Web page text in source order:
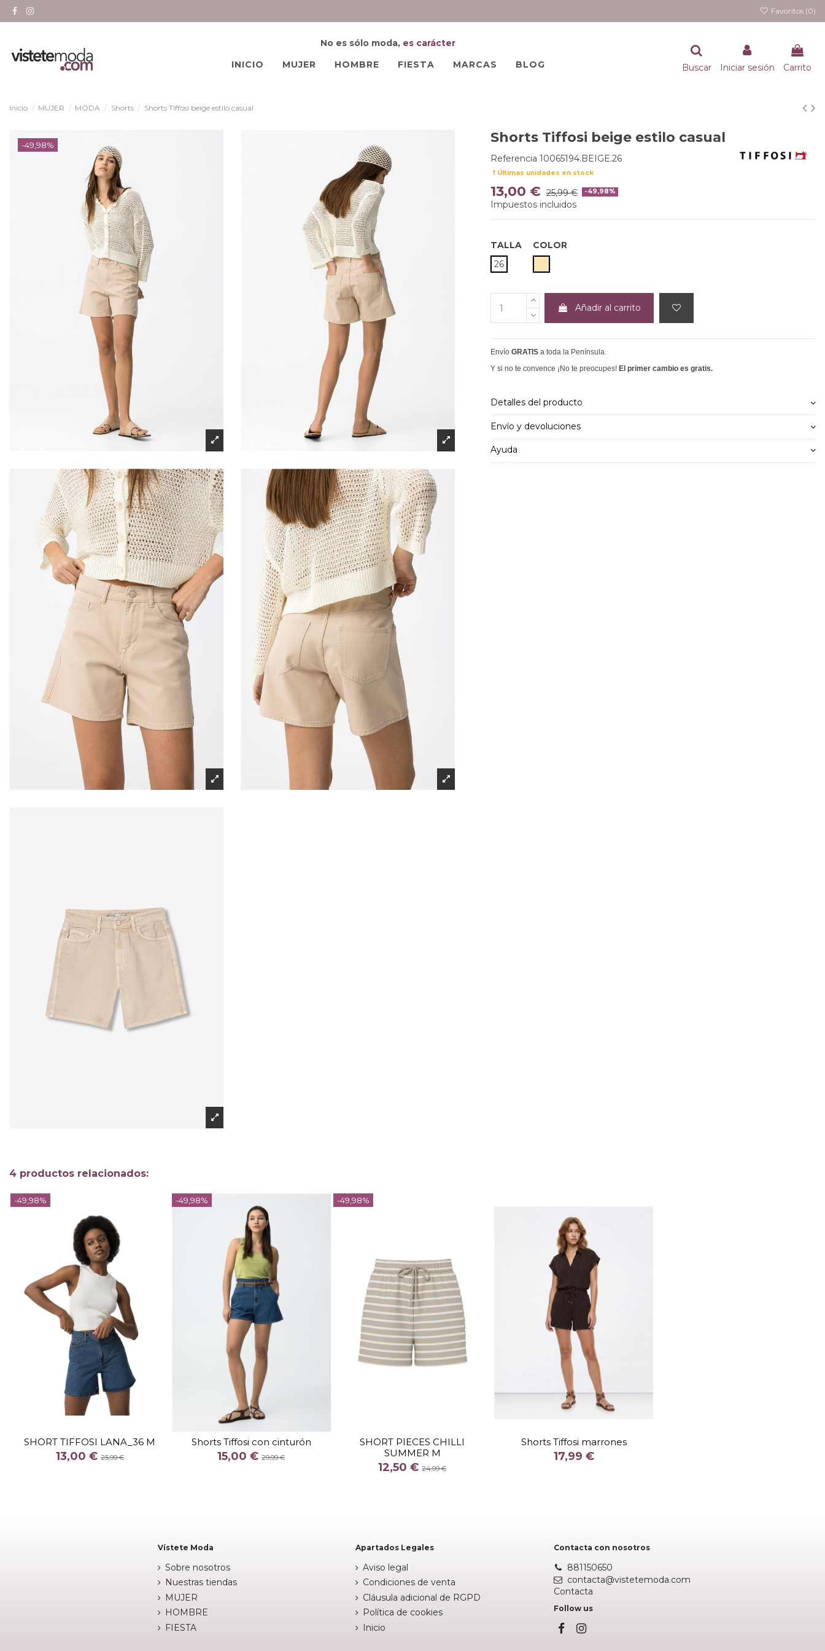
Favoritos (0)
No es sólo moda, es carácter
INICIO
MUJER HOMBRE FIESTA MARCAS BLOG Buscar Iniciar sesión Carrito
Inicio MUJER MODA Shorts Shorts Tiffosi beige estilo casual
-49,98% Shorts Tiffosi beige estilo casual
Referencia 10065194.BEIGE.26
Últimas unidades en stock
13,00 € 25,99 € -49,98%
Impuestos incluidos
TALLA
26
COLOR
Añadir al carrito
Envío GRATIS a toda la Península.
Y si no te convence ¡No te preocupes! El primer cambio es gratis.
Detalles del producto
Envío y devoluciones
Ayuda
4 productos relacionados:
-49,98%
SHORT TIFFOSI LANA_36 M
13,00 € 25,99 €
TALLA
COLOR
-49,98%
Shorts Tiffosi con cinturón
15,00 €29,99 €
TALLA
COLOR
-49,98%
SHORT PIECES CHILLI
SUMMER M
12,50 €24,99 €
COLOR
CAMEL
Shorts Tiffosi marrones
17,99 €
COLOR
Vístete Moda
Sobre nosotros
Nuestras tiendas
MUJER
HOMBRE
FIESTA
Apartados Legales
Aviso legal
Condiciones de venta
Cláusula adicional de RGPD
Política de cookies
Inicio
Contacta con nosotros
881150650
contacta@vistetemoda.com
Contacta
Follow us